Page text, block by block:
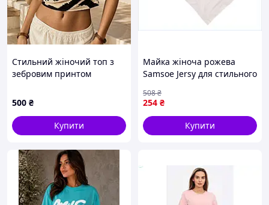
Стильний жіночий топ з
зебровим принтом
500 ₴
Купити
Майка жіноча рожева
Samsoe Jersy для стильного
повсякденного носіння
254 ₴
508₴
Купити